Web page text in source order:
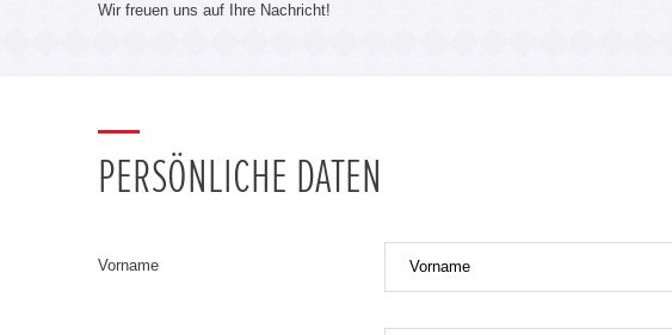
Wir freuen uns auf Ihre Nachricht!
PERSÖNLICHE DATEN
Vorname